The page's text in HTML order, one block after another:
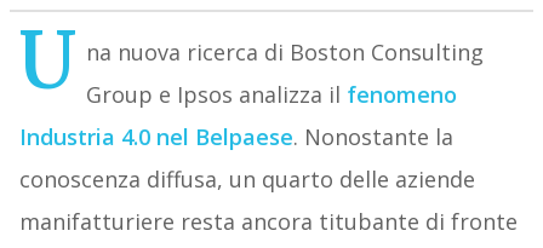
U na nuova ricerca di Boston Consulting
Group e Ipsos analizza il fenomeno
Industria 4.0 nel Belpaese. Nonostante la
conoscenza diffusa, un quarto delle aziende
manifatturiere resta ancora titubante di fronte